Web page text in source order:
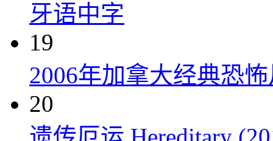
牙语中字
19
2006年加拿大经典恐
20